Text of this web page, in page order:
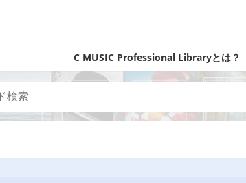
C MUSIC Professional Libraryとは？